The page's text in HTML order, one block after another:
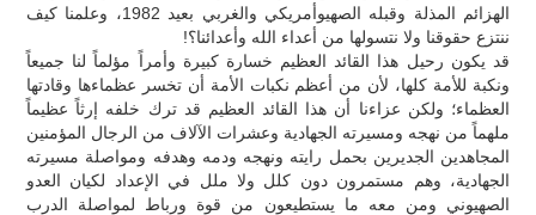
الهزائم المذلة وقبله الصهيوأمريكي والغربي بعيد 1982، وعلمنا كيف
ننتزع حقوقنا ولا نتسولها من أعداء الله وأعدائنا؟!
قد يكون رحيل هذا القائد العظيم خسارة كبيرة وأمراً مؤلماً لنا جميعاً
ونكبة للأمة كلها، لأن من أعظم نكبات الأمة أن تخسر عظماءها وقادتها
العظماء؛ ولكن عزاءنا أن هذا القائد العظيم قد ترك خلفه إرثاً عظيماً
ملهماً من نهجه ومسيرته الجهادية وعشرات الآلاف من الرجال المؤمنين
المجاهدين الجديرين بحمل رايته ونهجه ودمه وهدفه ومواصلة مسيرته
الجهادية، وهم مستمرون دون كلل ولا ملل في الإعداد لكيان العدو
الصهيوني ومن معه ما يستطيعون من قوة ورباط لمواصلة الدرب